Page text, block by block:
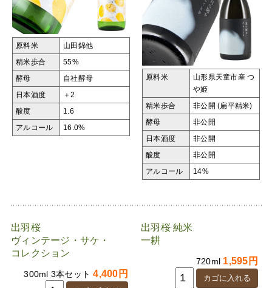
原料米 山田錦他
精米歩合 55%
酵母 自社酵母
日本酒度 ＋2
酸度 1.6
アルコール 16.0%
原料米
山形県天童市産 つ
や姫
精米歩合 非公開 (扁平精米)
酵母 非公開
日本酒度 非公開
酸度 非公開
アルコール 14%
出羽桜
ヴィンテージ・サケ・
コレクション
300ml 3本セット4,400円
出羽桜 純米
一耕
720ml 1,595円